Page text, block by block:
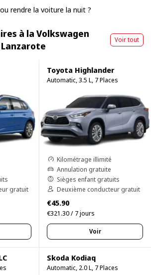
rendre la voiture la nuit ?
à la Volkswagen
Voir tout
gratuit
Toyota Highlander
Automatic, 3.5 L, 7 Places
Kilométrage illimité
Annulation gratuite
Sièges enfant gratuits
Deuxième conducteur gratuit
€45.90
€321.30 / 7 jours
Voir
Skoda Kodiaq
Automatic, 2.0 L, 7 Places